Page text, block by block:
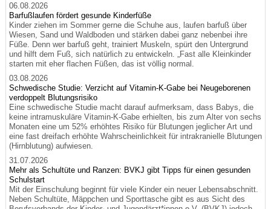
06.08.2026
Barfußlaufen fördert gesunde Kinderfüße
Kinder ziehen im Sommer gerne die Schuhe aus, laufen barfuß über
Wiesen, Sand und Waldboden und stärken dabei ganz nebenbei ihre
Füße. Denn wer barfuß geht, trainiert Muskeln, spürt den Untergrund
und hilft dem Fuß, sich natürlich zu entwickeln. „Fast alle Kleinkinder
starten mit eher flachen Füßen, das ist völlig normal.
03.08.2026
Schwedische Studie: Verzicht auf Vitamin-K-Gabe bei Neugeborenen
verdoppelt Blutungsrisiko
Eine schwedische Studie macht darauf aufmerksam, dass Babys, die
keine intramuskuläre Vitamin-K-Gabe erhielten, bis zum Alter von sechs
Monaten eine um 52% erhöhtes Risiko für Blutungen jeglicher Art und
eine fast dreifach erhöhte Wahrscheinlichkeit für intrakranielle Blutungen
(Hirnblutung) aufwiesen.
31.07.2026
Mehr als Schultüte und Ranzen: BVKJ gibt Tipps für einen gesunden
Schulstart
Mit der Einschulung beginnt für viele Kinder ein neuer Lebensabschnitt.
Neben Schultüte, Mäppchen und Sporttasche gibt es aus Sicht des